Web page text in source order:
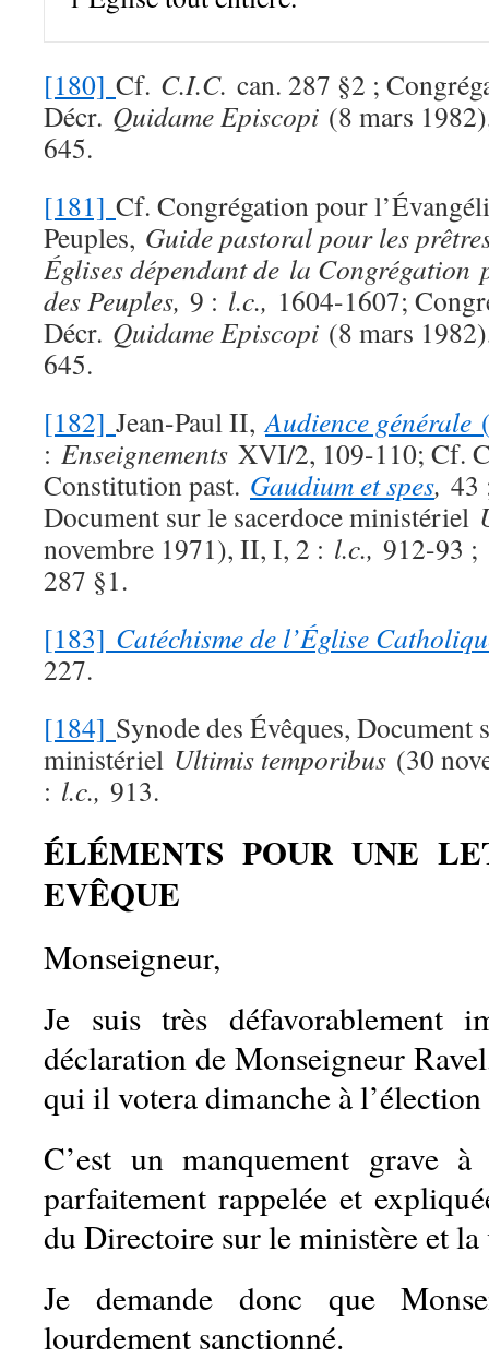
[180] Cf. C.I.C. can. 287 §2 ;
Décr. Quidame Episcopi (8 mars
645.
[181] Cf. Congrégation pour
Peuples, Guide pastoral pour les
Églises dépendant de la Congrégation
des Peuples, 9 : l.c., 1604-1607;
Décr. Quidame Episcopi (8 mars
645.
[182] Jean-Paul II,Audience générale
: Enseignements XVI/2, 109-110; Cf.
Constitution past. Gaudium et spes, 43
Document sur le sacerdoce ministériel
novembre 1971), II, I, 2 : l.c., 912-93 ;
287 §1.
[183] Catéchisme de l’Église
227.
[184] Synode des Évêques, Document
ministériel Ultimis temporibus (30
: l.c., 913.
ÉLÉMENTS POUR UNE
EVÊQUE
Monseigneur,
Je suis très défavorablement
déclaration de Monseigneur
qui il votera dimanche à
C’est un manquement grave
parfaitement rappelée et
du Directoire sur le ministère et la
Je demande donc que
lourdement sanctionné.